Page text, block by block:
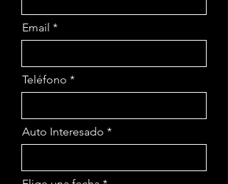
Email
Teléfono
Auto Interesado